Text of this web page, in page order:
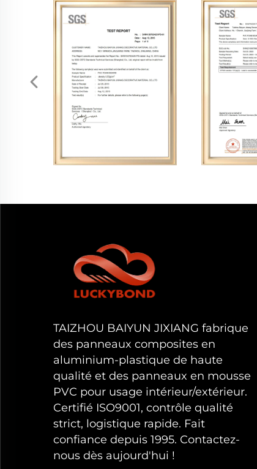
TAIZHOU BAIYUN JIXIANG fabrique
des panneaux composites en
aluminium-plastique de haute
qualité et des panneaux en mousse
PVC pour usage intérieur/extérieur.
Certifié ISO9001, contrôle qualité
strict, logistique rapide. Fait
confiance depuis 1995. Contactez-
nous dès aujourd'hui !